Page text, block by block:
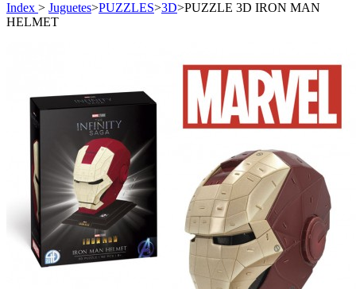
Index > Juguetes>PUZZLES>3D>PUZZLE 3D IRON MAN
HELMET